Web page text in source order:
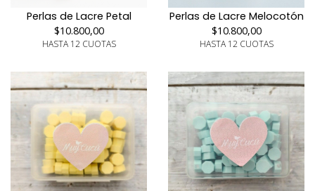
Perlas de Lacre Petal
$10.800,00
HASTA 12 CUOTAS
Perlas de Lacre Melocotón
$10.800,00
HASTA 12 CUOTAS